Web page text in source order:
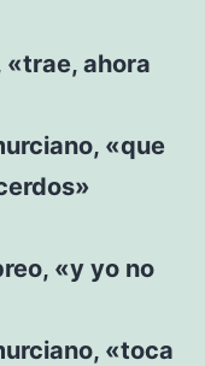
«trae, ahora
«que
«y yo no
«toca